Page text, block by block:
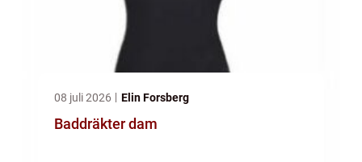
08 juli 2026 Elin Forsberg
Baddräkter dam